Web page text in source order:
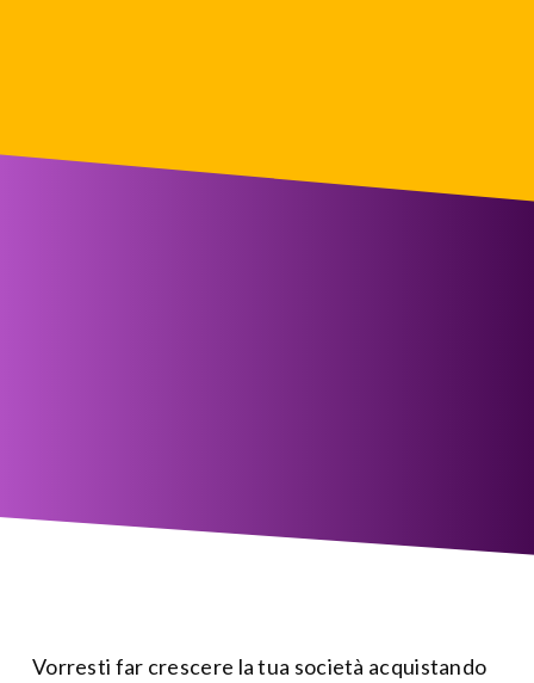
Vorresti far crescere la tua società acquistando